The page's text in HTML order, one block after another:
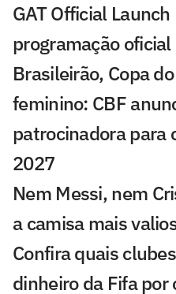
GAT Official
programação oficial
Brasileirão, Copa
feminino: CBF
patrocinadora para
2027
Nem Messi, nem
a camisa mais
Confira quais
dinheiro da Fifa por